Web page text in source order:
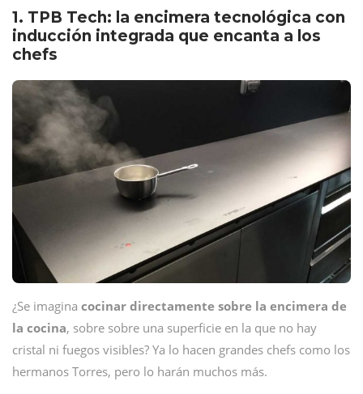
1. TPB Tech: la encimera tecnológica con
inducción integrada que encanta a los
chefs
¿Se imagina cocinar directamente sobre la encimera de
la cocina, sobre sobre una superficie en la que no hay
cristal ni fuegos visibles? Ya lo hacen grandes chefs como los
hermanos Torres, pero lo harán muchos más.